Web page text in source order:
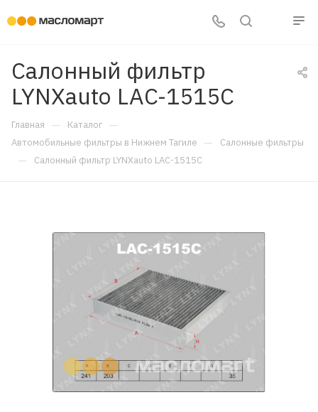
Салонный фильтр
LYNXauto LAC-1515C
Главная — Каталог —
Автомобильные фильтры в Нижнем Тагиле — Салонные фильтры
— Салонный фильтр LYNXauto LAC-1515C